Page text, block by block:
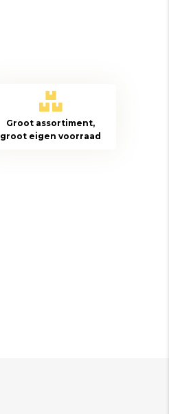
Groot assortiment,
groot eigen voorraad